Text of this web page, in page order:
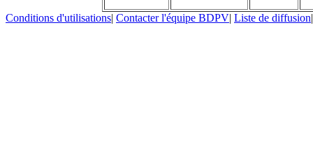
Conditions d'utilisations| Contacter l'équipe BDPV| Liste de diffusion